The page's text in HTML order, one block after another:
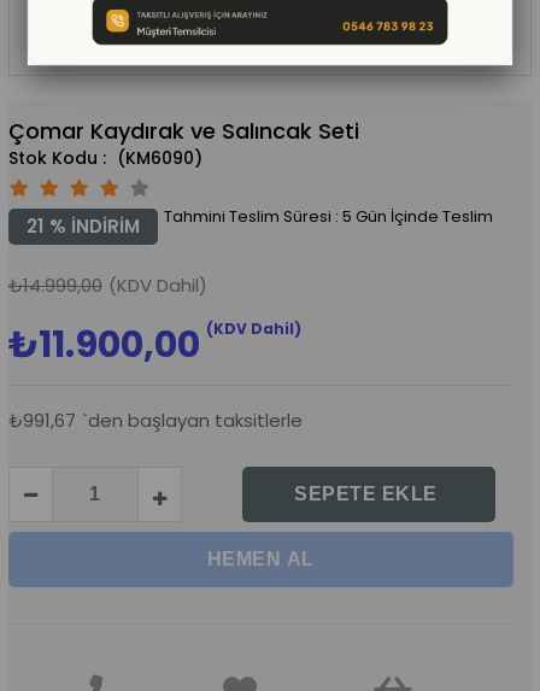
Çomar Kaydırak ve Salıncak Seti
(KM6090)
%
21 İNDIRIM
₺14.999,00 (KDV Dahil)
₺11.900,00 (KDV Dahil)
Tahmini Teslim Süresi : 5 Gün İçinde Teslim
₺991,67 `den başlayan taksitlerle